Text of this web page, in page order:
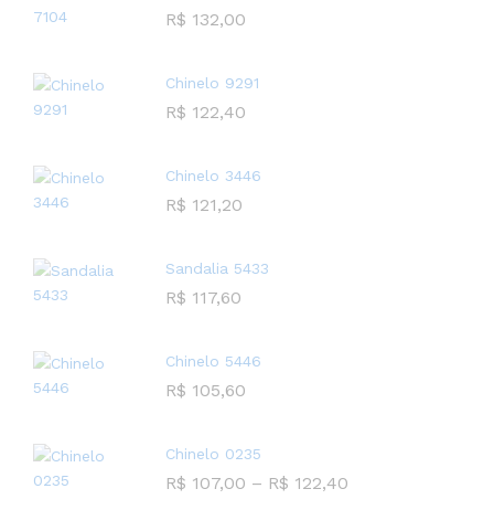
R$ 132,00
Chinelo 9291
R$ 122,40
Chinelo 3446
R$ 121,20
Sandalia 5433
R$ 117,60
Chinelo 5446
R$ 105,60
Chinelo 0235
R$ 107,00 – R$ 122,40